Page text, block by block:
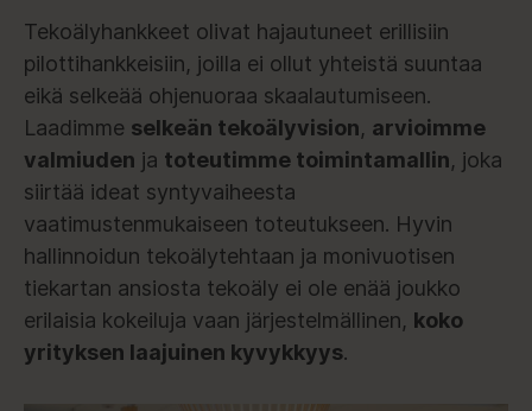
Tekoälyhankkeet olivat hajautuneet erillisiin
pilottihankkeisiin, joilla ei ollut yhteistä suuntaa
eikä selkeää ohjenuoraa skaalautumiseen.
Laadimme selkeän tekoälyvision, arvioimme
valmiuden ja toteutimme toimintamallin, joka
siirtää ideat syntyvaiheesta
vaatimustenmukaiseen toteutukseen. Hyvin
hallinnoidun tekoälytehtaan ja monivuotisen
tiekartan ansiosta tekoäly ei ole enää joukko
erilaisia kokeiluja vaan järjestelmällinen, koko
yrityksen laajuinen kyvykkyys.